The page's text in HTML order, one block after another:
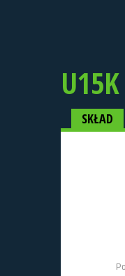
U15K
SKŁAD